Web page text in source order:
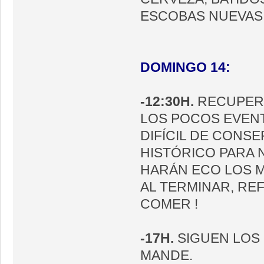
ESCOBAS
DOMINGO 14:
-12:30H.
LOS POCOS
DIFÍCIL DE
HISTÓRICO PARA
HARÁN ECO LOS
AL TERMINAR,
COMER !
-17H. SIGUEN
MANDE.